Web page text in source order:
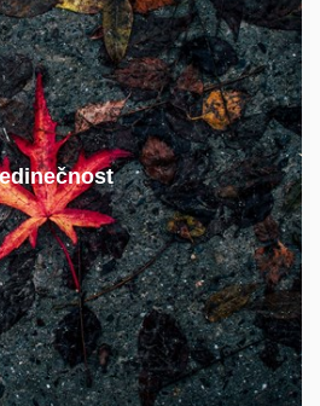
Evropě existuje jen jeden
program studia energetiky:
MVEB